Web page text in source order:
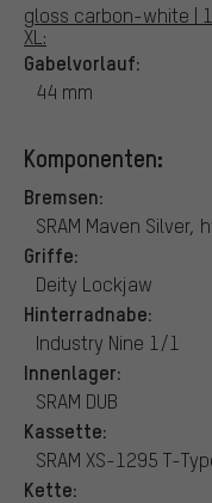
gloss carbon-white |
XL:
Gabelvorlauf:
44 mm
Komponenten:
Bremsen:
SRAM Maven Silver,
Griffe:
Deity Lockjaw
Hinterradnabe:
Industry Nine 1/1
Innenlager:
SRAM DUB
Kassette:
SRAM XS-1295 T-
Kette: